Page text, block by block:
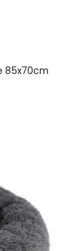
85x70cm